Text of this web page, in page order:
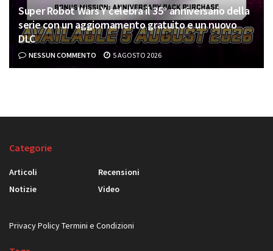
Super Robot Wars Y celebra il 35° anniversario della
serie con un aggiornamento gratuito e un nuovo
DLC
NESSUN COMMENTO 5 AGOSTO 2026
Categorie
Articoli
Notizie
Recensioni
Video
Privacy PolicyTermini e Condizioni